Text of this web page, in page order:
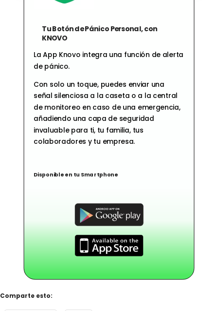
Tu Botón de Pánico Personal, con
KNOVO
La App Knovo integra una función de alerta
de pánico.
Con solo un toque, puedes enviar una
señal silenciosa a la caseta o a la central
de monitoreo en caso de una emergencia,
añadiendo una capa de seguridad
invaluable para ti, tu familia, tus
colaboradores y tu empresa.
Disponible en tu Smartphone
Comparte esto: